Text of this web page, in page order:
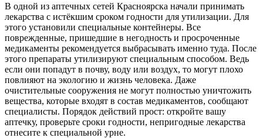
В одной из аптечных сетей Красноярска начали принимать
лекарства с истёкшим сроком годности для утилизации. Для
этого установили специальные контейнеры. Все
поврежденные, пришедшие в негодность и просроченные
медикаменты рекомендуется выбрасывать именно туда. После
этого препараты утилизируют специальным способом. Ведь
если они попадут в почву, воду или воздух, то могут плохо
повлияют на экологию и жизнь человека. Даже
очистительные сооружения не могут полностью уничтожить
вещества, которые входят в состав медикаментов, сообщают
специалисты. Порядок действий прост: откройте вашу
аптечку, проверьте сроки годности, непригодные лекарства
отнесите к специальной урне.